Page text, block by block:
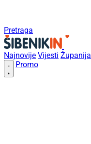
Pretraga
Najnovije Vijesti Županija
Promo